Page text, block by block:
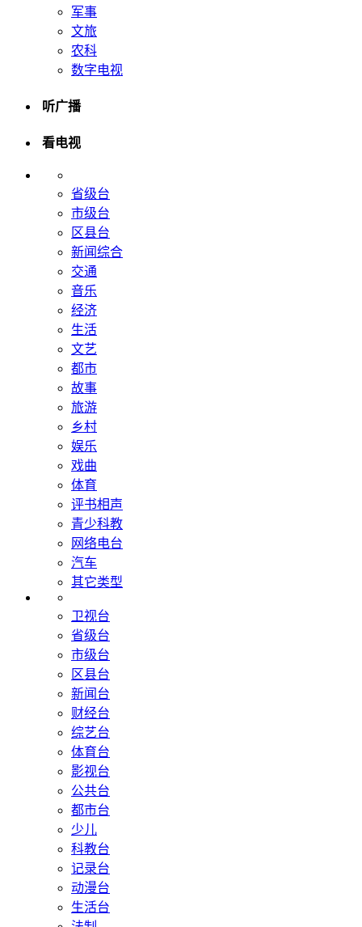
军事
文旅
农科
数字电视
听广播
看电视
省级台
市级台
区县台
新闻综合
交通
音乐
经济
生活
文艺
都市
故事
旅游
乡村
娱乐
戏曲
体育
评书相声
青少科教
网络电台
汽车
其它类型
卫视台
省级台
市级台
区县台
新闻台
财经台
综艺台
体育台
影视台
公共台
都市台
少儿
科教台
记录台
动漫台
生活台